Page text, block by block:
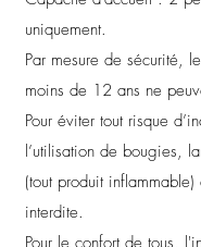
uniquement.
Par mesure de sécurité,
moins de 12 ans ne
Pour éviter tout risque
l’utilisation de bougies,
(tout produit inflammable)
interdite.
Pour le confort de tous,